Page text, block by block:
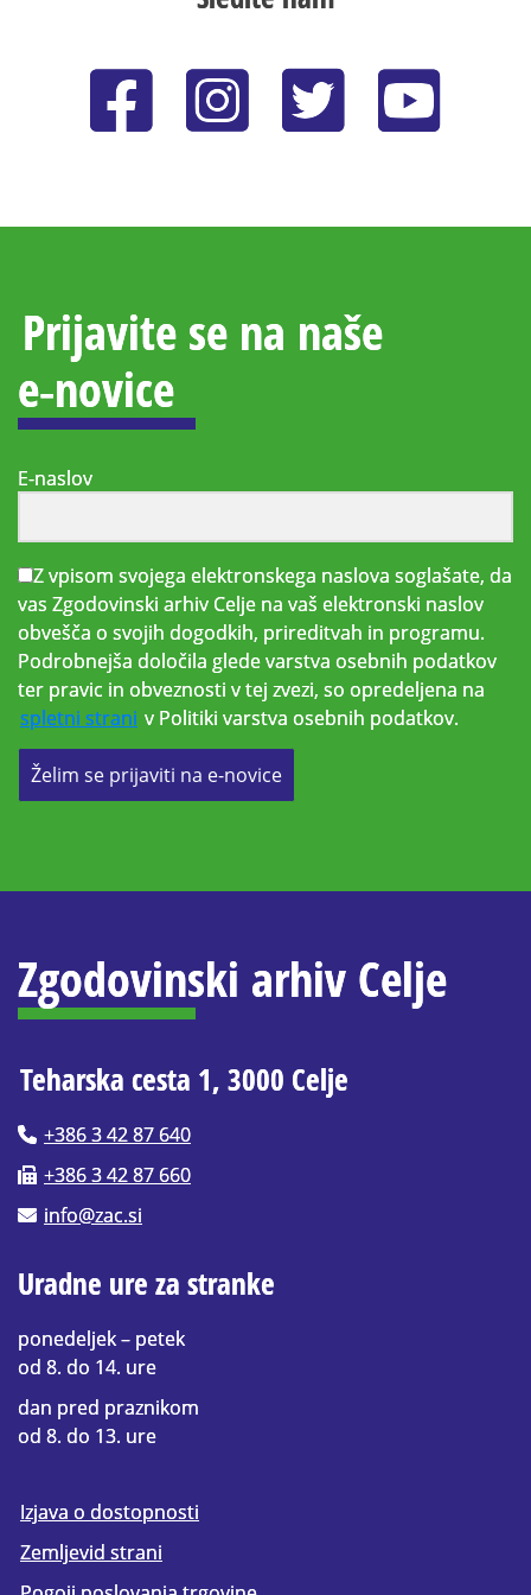
Prijavite se na naše
e‑novice
E-naslov
Z vpisom svojega elektronskega naslova soglašate, da
vas Zgodovinski arhiv Celje na vaš elektronski naslov
obvešča o svojih dogodkih, prireditvah in programu.
Podrobnejša določila glede varstva osebnih podatkov
ter pravic in obveznosti v tej zvezi, so opredeljena na
spletni strani v Politiki varstva osebnih podatkov.
Želim se prijaviti na e-novice
Zgodovinski arhiv Celje
Teharska cesta 1, 3000 Celje
+386 3 42 87 640
+386 3 42 87 660
info@zac.si
Uradne ure za stranke
ponedeljek – petek
od 8. do 14. ure
dan pred praznikom
od 8. do 13. ure
Izjava o dostopnosti
Zemljevid strani